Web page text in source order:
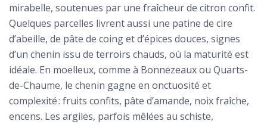
mirabelle, soutenues par une fraîcheur de citron confit.
Quelques parcelles livrent aussi une patine de cire
d’abeille, de pâte de coing et d’épices douces, signes
d’un chenin issu de terroirs chauds, où la maturité est
idéale. En moelleux, comme à Bonnezeaux ou Quarts-
de-Chaume, le chenin gagne en onctuosité et
complexité : fruits confits, pâte d’amande, noix fraîche,
encens. Les argiles, parfois mêlées au schiste,